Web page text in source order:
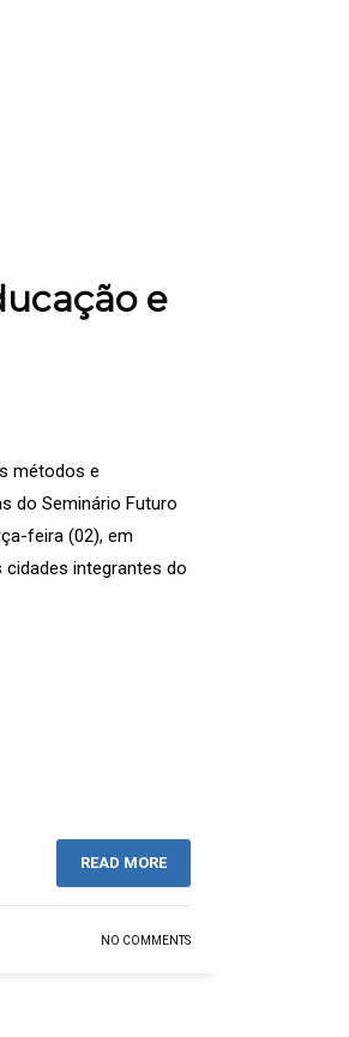
e
métodos e
do Seminário Futuro
feira (02), em
integrantes do
READ MORE
NO COMMENTS